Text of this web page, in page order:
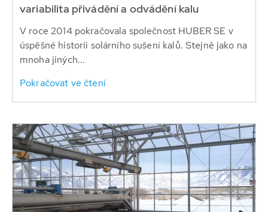
variabilita přivádění a odvádění kalu
V roce 2014 pokračovala společnost HUBER SE v
úspěšné historii solárního sušení kalů. Stejně jako na
mnoha jiných...
Pokračovat ve čtení